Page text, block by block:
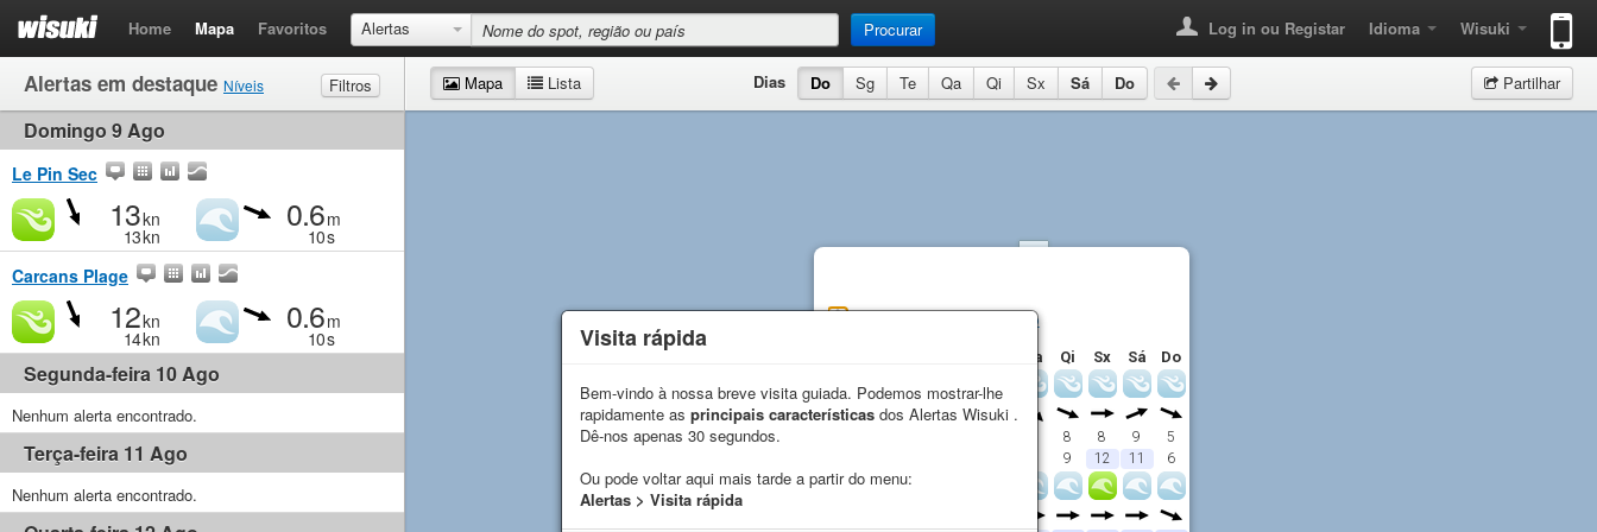
Home Mapa Favoritos Alertas Procurar Log in ou Registar Idioma Wisuki
Alertas em destaque Níveis
Filtros
Vento
Ondas
Domingo 9 Ago
Le Pin Sec
13kn
13kn
0.6m
10s
Carcans Plage
12kn
14kn
0.6m
10s
Segunda-feira 10 Ago
Nenhum alerta encontrado.
Terça-feira 11 Ago
Nenhum alerta encontrado.
Mapa Lista Dias Do Sg Te Qa Qi Sx Sá Do Partilhar
Hourtin Plage Previsão
Qa Qi Sx Sá
Do
Direção
8 8 9 5
9 12 11 6
Ondas
Visita rápida
Bem-vindo à nossa breve visita guiada. Podemos mostrar-lhe
rapidamente as principais características dos Alertas Wisuki .
Dê-nos apenas 30 segundos.
Ou pode voltar aqui mais tarde a partir do menu:
Alertas > Visita rápida
Visita rápida
Bem-vindo à nossa breve visita guiada. Podemos mostrar-lhe
rapidamente as principais características dos Alertas Wisuki .
Dê-nos apenas 30 segundos.
Ou pode voltar aqui mais tarde a partir do menu:
Alertas > Visita rápida